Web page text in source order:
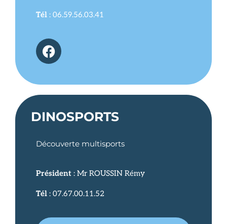
Tél : 06.59.56.03.41
DINOSPORTS
Découverte multisports
Président : Mr ROUSSIN Rémy
Tél : 07.67.00.11.52